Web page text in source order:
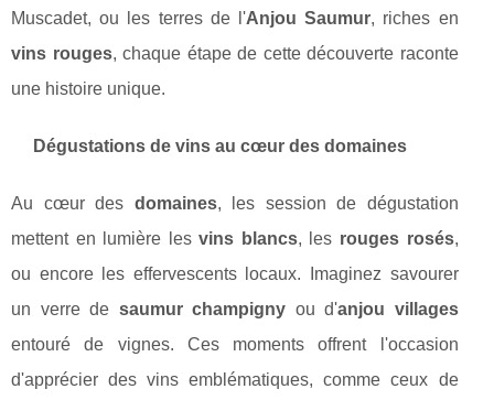
Muscadet, ou les terres de l'Anjou Saumur, riches en
vins rouges, chaque étape de cette découverte raconte
une histoire unique.
Dégustations de vins au cœur des domaines
Au cœur des domaines, les session de dégustation
mettent en lumière lesvins blancs, les rouges rosés,
ou encore les effervescents locaux. Imaginez savourer
un verre de saumur champigny ou d'anjou villages
entouré de vignes. Ces moments offrent l'occasion
d'apprécier des vins emblématiques, comme ceux de